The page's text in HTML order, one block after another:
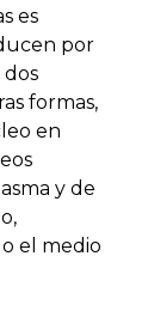
es
por
formas,
en
y de
el medio